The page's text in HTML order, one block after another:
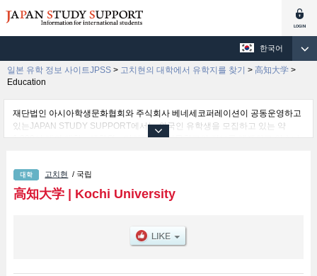
한국어
일본 유학 정보 사이트JPSS > 고치현의 대학에서 유학지를 찾기 > 高知大学 >
Education
재단법인 아시아학생문화협회와 주식회사 베네세코퍼레이션이 공동운영하고
있는JAPAN STUDY SUPPORT에서는 외국인 유학생을 모집하고 있는 약
1,300여 개의 대학・대학원・단기대학・전문학교의 정보를 게재하고 있습니
Social Sciences 학부및Education 학부및Science and Technology 학부및
Agriculture and Marine Science 학부및Medical School 학부및Regional
Collaboration 학부 등의 학부별 정보, 모집정원과 합격자수 등의 입시정보, 시
으므로 많이 이용해 주시기 바랍니다.
고치현 / 국립
高知大学| Kochi University